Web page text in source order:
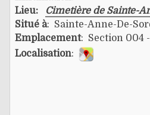
Lieu:
Cimetière de Sainte-
Situé à: Sainte-Anne-De-
Emplacement: Section 004
Localisation: